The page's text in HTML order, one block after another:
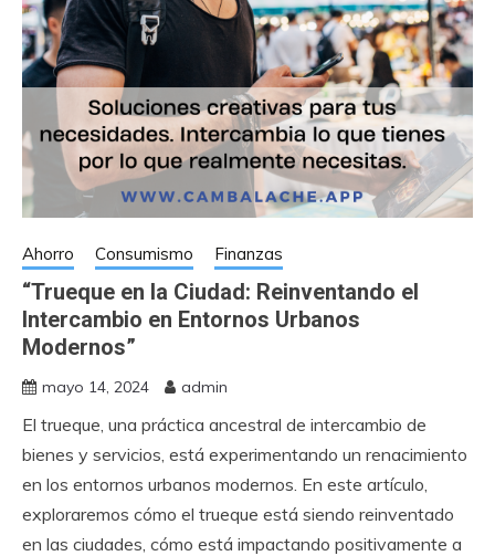
Ahorro Consumismo Finanzas
“Trueque en la Ciudad: Reinventando el
Intercambio en Entornos Urbanos
Modernos”
mayo 14, 2024 admin
El trueque, una práctica ancestral de intercambio de
bienes y servicios, está experimentando un renacimiento
en los entornos urbanos modernos. En este artículo,
exploraremos cómo el trueque está siendo reinventado
en las ciudades, cómo está impactando positivamente a